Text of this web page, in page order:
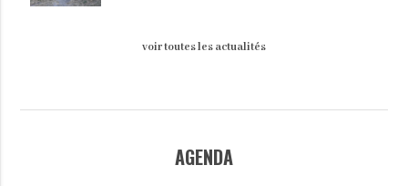
voir toutes les actualités
AGENDA